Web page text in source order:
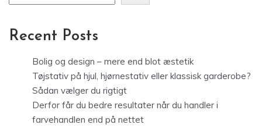
Recent Posts
Bolig og design – mere end blot æstetik
Tøjstativ på hjul, hjørnestativ eller klassisk garderobe?
Sådan vælger du rigtigt
Derfor får du bedre resultater når du handler i
farvehandlen end på nettet